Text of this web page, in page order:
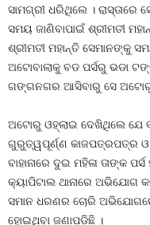
ସାମଗ୍ରୀ ଧରିଥିଲେ । ରାସ୍ତାରେ
ସମୟ ଜାଣିବାପାଇଁ ଶ୍ରୀମତୀ
ଶ୍ରୀମତୀ ମହାନ୍ତି ସେମାନଙ୍କୁ
ଅଟୋବାଲାକୁ ବଡ ପର୍ସରୁ ଭଡା
ଗଙ୍ଗନଗର ଆସିବାରୁ ସେ ଅଟୋରୁ
ଅଟୋରୁ ଓହ୍ଲାଇ ଦେଖିଥିଲେ ଯେ
ଗୁରୁତ୍ୱପୂର୍ଣ୍ଣ କାଜପତ୍ରପତ୍ର ଓ
ବାହାନାରେ ଦୁଇ ମହିଳା ତାଙ୍କ
କ୍ୟାପିଟାଲ ଥାନାରେ ଅଭିଯୋଗ
ସମାନ ଧରଣର ଚୋରି
ହୋଇଥିବା ଜଣାପଡିଛି ।